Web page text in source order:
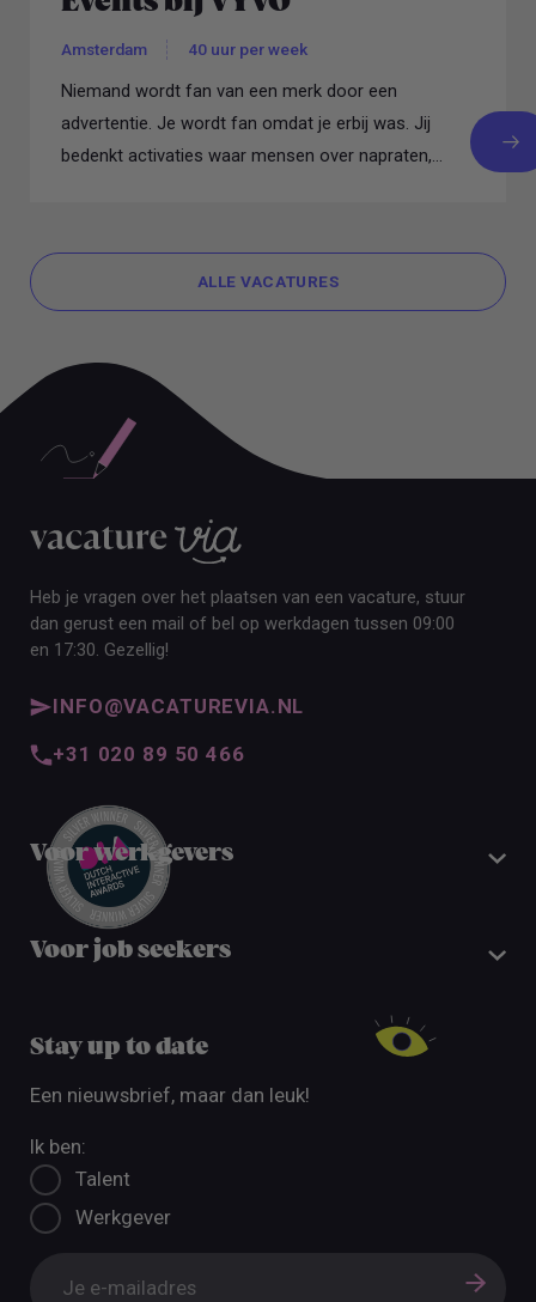
Amsterdam 40 uur per week
Niemand wordt fan van een merk door een
advertentie. Je wordt fan omdat je erbij was. Jij
bedenkt activaties waar mensen over napraten,
ALLE VACATURES
Heb je vragen over het plaatsen van een vacature, stuur
dan gerust een mail of bel op werkdagen tussen 09:00
en 17:30. Gezellig!
INFO@VACATUREVIA.NL
+31 020 89 50 466
Voor werkgevers
Voor job seekers
Stay up to date
Een nieuwsbrief, maar dan leuk!
Ik ben:
Talent
Werkgever